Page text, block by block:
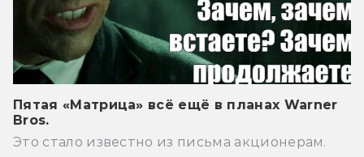
Пятая «Матрица» всё ещё в планах Warner
Bros.
Это стало известно из письма акционерам.